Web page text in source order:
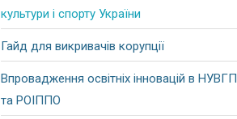
культури і спорту України
Гайд для викривачів корупції
Впровадження освітніх інновацій в НУВГП
та РОІППО